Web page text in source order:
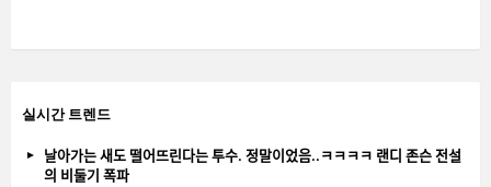
실시간 트렌드
날아가는 새도 떨어뜨린다는 투수. 정말이었음..ㅋㅋㅋㅋ 랜디 존슨 전설
의 비둘기 폭파